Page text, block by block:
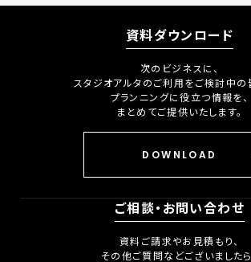
資料ダウンロード
次のビジネスに、
スタジオアルタのご利用をご検討中の
プランニングに役立つ情報を、
まとめてご提供いたします。
DOWNLOAD
ご相談・お問い合わせ
資料ご請求やお見積もり、
その他ご質問などございましたら